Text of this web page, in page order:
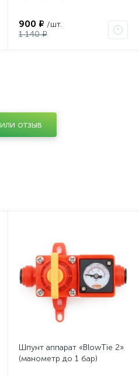
900 ₽ /шт.
1 140 ₽
отзыв
Шпунт аппарат «BlowTie 2»
(манометр до 1 бар)